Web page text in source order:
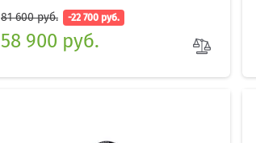
81 600 руб. -22 700 руб.
58 900 руб.